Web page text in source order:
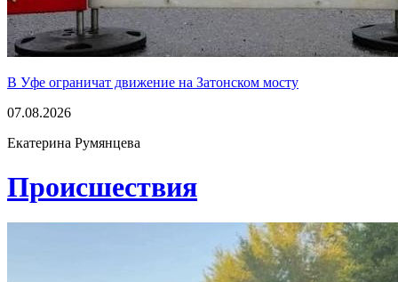
В Уфе ограничат движение на Затонском мосту
07.08.2026
Екатерина Румянцева
Проиcшествия